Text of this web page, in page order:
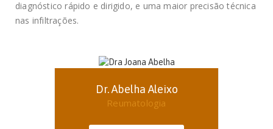
diagnóstico rápido e dirigido, e uma maior precisão técnica
nas infiltrações.
Dr. Abelha Aleixo
Reumatologia